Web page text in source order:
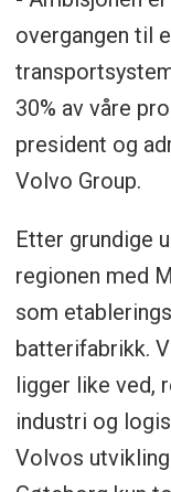
overgangen til
30% av våre
president og
Volvo Group.
Etter grundige
regionen med
som
batterifabrikk.
ligger like ved,
industri og
Volvos